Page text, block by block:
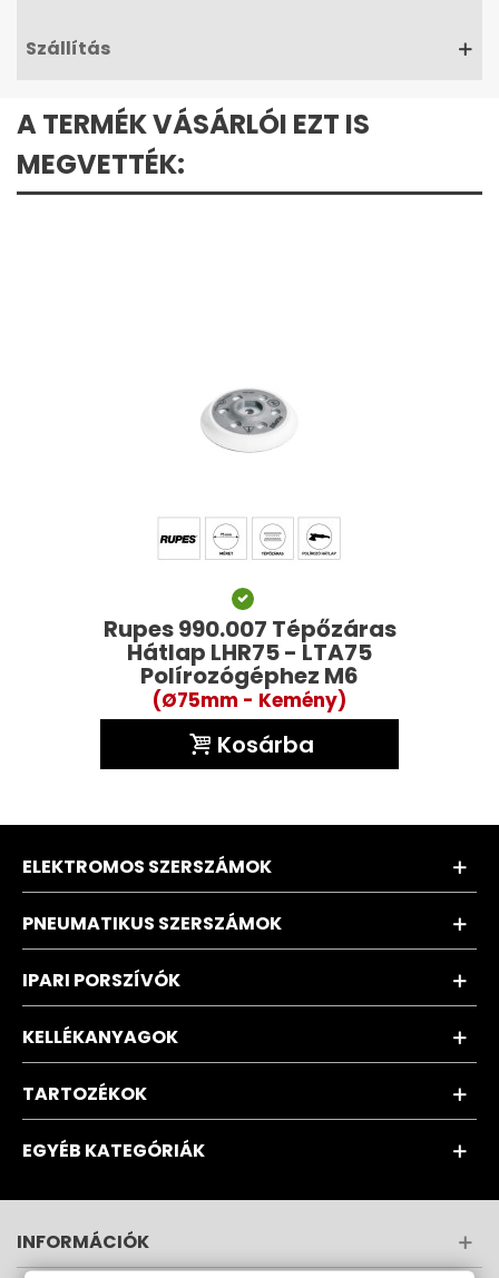
Szállítás
A TERMÉK VÁSÁRLÓI EZT IS
MEGVETTÉK:
Rupes 990.007 Tépőzáras
Hátlap LHR75 - LTA75
Polírozógéphez M6
(Ø75mm - Kemény)
Kosárba
ELEKTROMOS SZERSZÁMOK
PNEUMATIKUS SZERSZÁMOK
IPARI PORSZÍVÓK
KELLÉKANYAGOK
TARTOZÉKOK
EGYÉB KATEGÓRIÁK
INFORMÁCIÓK